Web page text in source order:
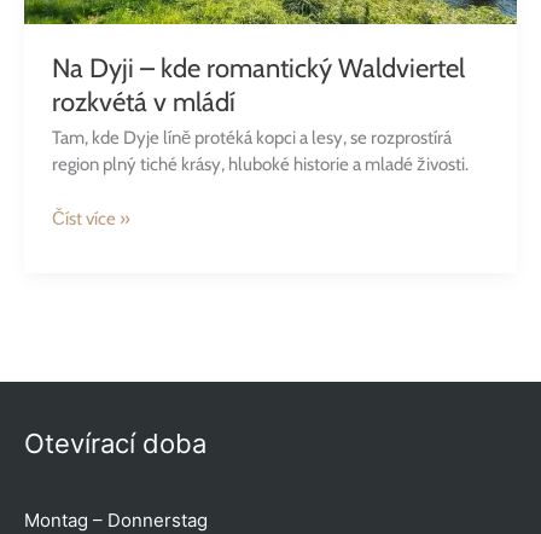
Na Dyji – kde romantický Waldviertel
rozkvétá v mládí
Tam, kde Dyje líně protéká kopci a lesy, se rozprostírá
region plný tiché krásy, hluboké historie a mladé živosti.
Číst více »
Otevírací doba
Montag – Donnerstag